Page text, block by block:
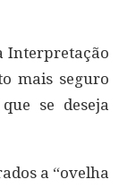
Interpretação
mais seguro
se deseja
a “ovelha